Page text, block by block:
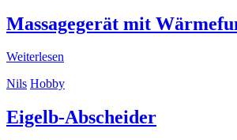
Massagegerät mit
Weiterlesen
Nils Hobby
Eigelb-Abscheider